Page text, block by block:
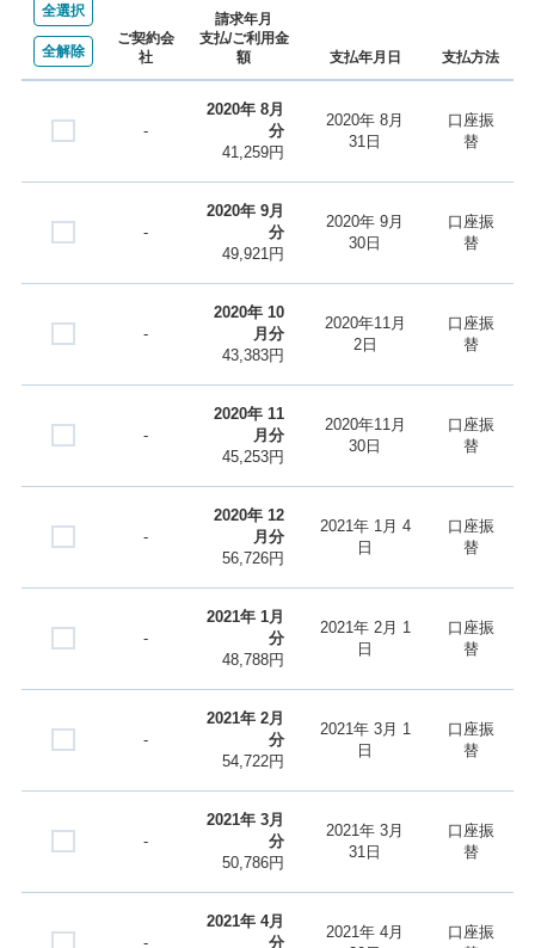
全選択
全解除
ご契約会
社
請求年月
支払/ご利用金
額
支払年月日 支払方法
-
2020年 8月
分
41,259円
2020年 8月
31日
口座振
替
-
2020年 9月
分
49,921円
2020年 9月
30日
口座振
替
-
2020年 10
月分
43,383円
2020年11月
2日
口座振
替
-
2020年 11
月分
45,253円
2020年11月
30日
口座振
替
-
2020年 12
月分
56,726円
2021年 1月 4
日
口座振
替
-
2021年 1月
分
48,788円
2021年 2月 1
日
口座振
替
-
2021年 2月
分
54,722円
2021年 3月 1
日
口座振
替
-
2021年 3月
分
50,786円
2021年 3月
31日
口座振
替
-
2021年 4月
分
2021年 4月
口座振